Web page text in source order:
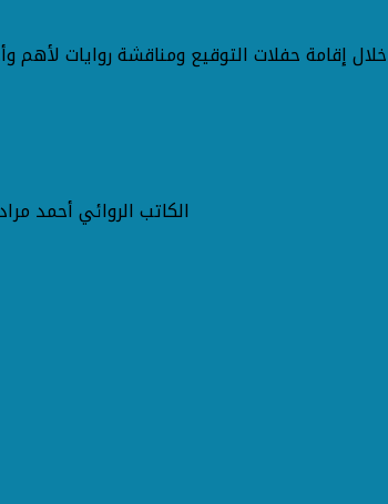
الكاتب الروائي أحمد